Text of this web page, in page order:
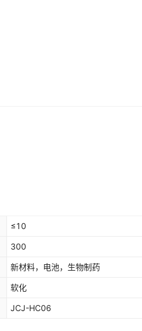
≤10
300
新材料，电池，生物制药
软化
JCJ-HC06